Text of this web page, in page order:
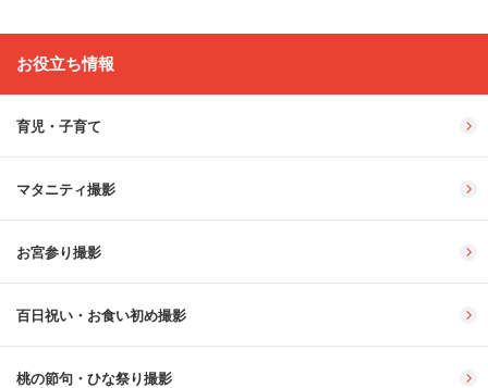
お役立ち情報
育児・子育て
マタニティ撮影
お宮参り撮影
百日祝い・お食い初め撮影
桃の節句・ひな祭り撮影